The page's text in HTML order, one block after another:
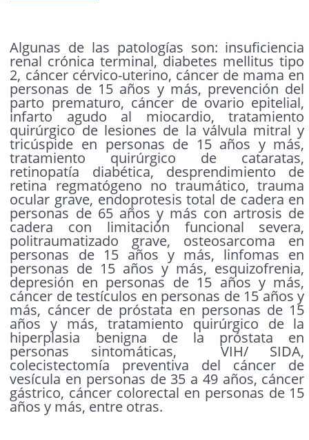
Algunas de las patologías son: insuficiencia
renal crónica terminal, diabetes mellitus tipo
2, cáncer cérvico-uterino, cáncer de mama en
personas de 15 años y más, prevención del
parto prematuro, cáncer de ovario epitelial,
infarto agudo al miocardio, tratamiento
quirúrgico de lesiones de la válvula mitral y
tricúspide en personas de 15 años y más,
tratamiento quirúrgico de cataratas,
retinopatía diabética, desprendimiento de
retina regmatógeno no traumático, trauma
ocular grave, endoprotesis total de cadera en
personas de 65 años y más con artrosis de
cadera con limitación funcional severa,
politraumatizado grave, osteosarcoma en
personas de 15 años y más, linfomas en
personas de 15 años y más, esquizofrenia,
depresión en personas de 15 años y más,
cáncer de testículos en personas de 15 años y
más, cáncer de próstata en personas de 15
años y más, tratamiento quirúrgico de la
hiperplasia benigna de la próstata en
personas sintomáticas, VIH/ SIDA,
colecistectomía preventiva del cáncer de
vesícula en personas de 35 a 49 años, cáncer
gástrico, cáncer colorectal en personas de 15
años y más, entre otras.